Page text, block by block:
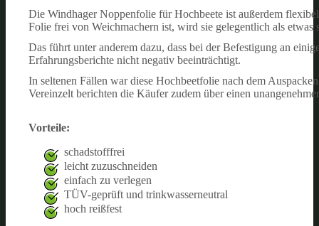
Die Windhager Noppenfolie für Hochbeete ist außerdem
Folie frei von Weichmachern ist, wird sie gelegentlich als etwas
Das führt unter anderem dazu, dass bei der Befestigung an
Erfahrungsberichte nicht negativ beeinträchtigt.
In seltenen Fällen war diese Hochbeetfolie nach dem
Vereinzelt berichten die Käufer zudem über einen
Vorteile:
schadstofffrei
leicht zuzuschneiden
einfach zu verlegen
TÜV-geprüft und trinkwasserneutral
hoch reißfest